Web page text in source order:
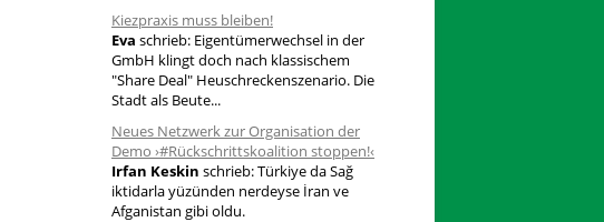
Kiezpraxis muss bleiben!
Eva schrieb: Eigentümerwechsel in der
GmbH klingt doch nach klassischem
"Share Deal" Heuschreckenszenario. Die
Stadt als Beute...
Neues Netzwerk zur Organisation der
Demo ›#Rückschrittskoalition stoppen!‹
Irfan Keskin schrieb:Türkiye da Sağ
iktidarla yüzünden nerdeyse İran ve
Afganistan gibi oldu.